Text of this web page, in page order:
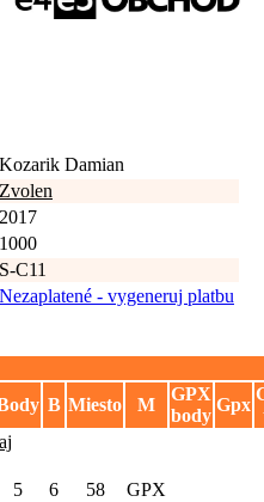
Kozarik Damian
Zvolen
2017
1000
S-C11
Nezaplatené - vygeneruj platbu
B Miesto M
GPX
body
Gpx
5 6 58 GPX